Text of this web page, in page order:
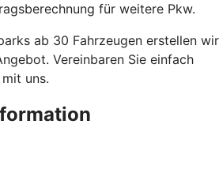
für weitere Pkw.
ab 30 Fahrzeugen erstellen wir
Vereinbaren Sie einfach
uns.